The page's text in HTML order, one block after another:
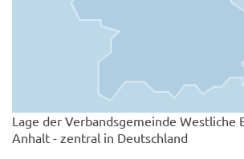
Lage der Verbandsgemeinde Westliche
Anhalt - zentral in Deutschland